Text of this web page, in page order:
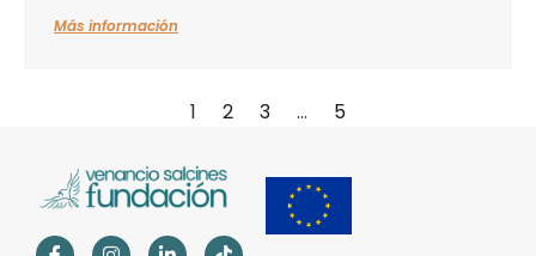
Más información
1 2 3 … 5